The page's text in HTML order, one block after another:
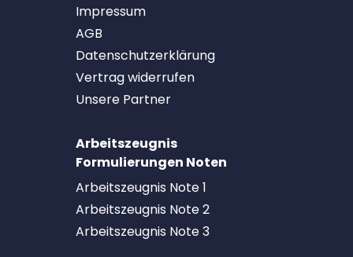
Impressum
AGB
Datenschutzerklärung
Vertrag widerrufen
Unsere Partner
Arbeitszeugnis
Formulierungen Noten
Arbeitszeugnis Note 1
Arbeitszeugnis Note 2
Arbeitszeugnis Note 3